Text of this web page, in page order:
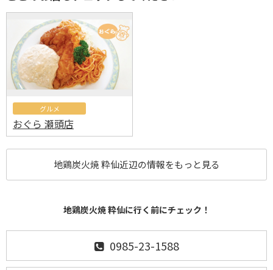
グルメ
おぐら 瀬頭店
地鶏炭火焼 粋仙近辺の情報をもっと見る
地鶏炭火焼 粋仙に行く前にチェック！
0985-23-1588